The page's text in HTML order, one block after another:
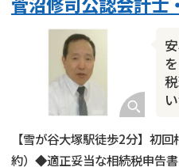
成年後見・任意後見
贈
相続人調査
相続
相続トラブル
【雪が谷大塚駅徒歩2分】初
約）◆適正妥当な相続税申告